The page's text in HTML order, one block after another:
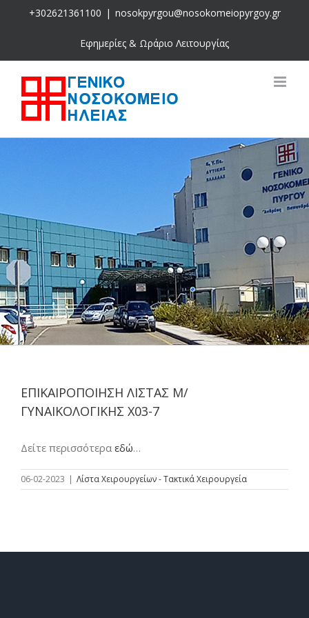
+302621361100 | nosokpyrgou@nosokomeiopyrgoy.gr
Εφημερίες & Ωράριο Λειτουργίας
ΕΠΙΚΑΙΡΟΠΟΙΗΣΗ ΛΙΣΤΑΣ Μ/
ΓΥΝΑΙΚΟΛΟΓΙΚΗΣ Χ03-7
Δείτε περισσότερα εδώ…
06-02-2023 | Λίστα Χειρουργείων - Τακτικά Χειρουργεία